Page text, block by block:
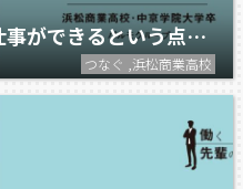
地元で野球を続けながら仕事ができるという点に惹かれて入社を希望しました。
つなぐ ,浜松商業高校